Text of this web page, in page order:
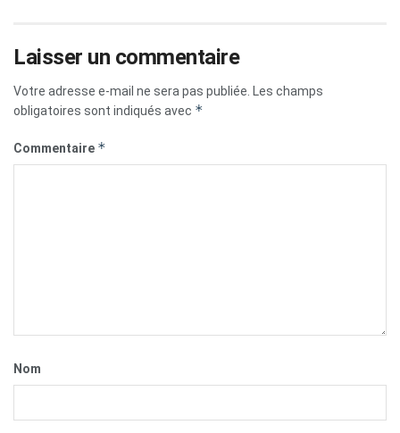
Laisser un commentaire
Votre adresse e-mail ne sera pas publiée. Les champs
obligatoires sont indiqués avec *
Commentaire *
Nom